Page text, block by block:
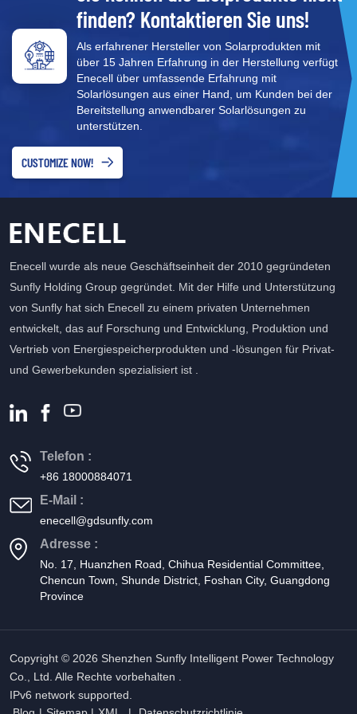
finden? Kontaktieren Sie uns!
Als erfahrener Hersteller von Solarprodukten mit
über 15 Jahren Erfahrung in der Herstellung verfügt
Enecell über umfassende Erfahrung mit
Solarlösungen aus einer Hand, um Kunden bei der
Bereitstellung anwendbarer Solarlösungen zu
unterstützen.
CUSTOMIZE NOW!
Enecell wurde als neue Geschäftseinheit der 2010 gegründeten
Sunfly Holding Group gegründet. Mit der Hilfe und Unterstützung
von Sunfly hat sich Enecell zu einem privaten Unternehmen
entwickelt, das auf Forschung und Entwicklung, Produktion und
Vertrieb von Energiespeicherprodukten und -lösungen für Privat-
und Gewerbekunden spezialisiert ist .
Telefon :
+86 18000884071
E-Mail :
enecell@gdsunfly.com
Adresse :
No. 17, Huanzhen Road, Chihua Residential Committee,
Chencun Town, Shunde District, Foshan City, Guangdong
Province
Copyright © 2026 Shenzhen Sunfly Intelligent Power Technology
Co., Ltd. Alle Rechte vorbehalten .
IPv6 network supported.